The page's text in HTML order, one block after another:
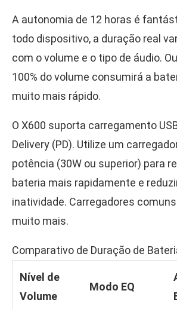
A autonomia de 12 horas é
todo dispositivo, a duração real
com o volume e o tipo de áudio.
100% do volume consumirá a
muito mais rápido.
O X600 suporta carregamento
Delivery (PD). Utilize um
potência (30W ou superior) para
bateria mais rapidamente e
inatividade. Carregadores
muito mais.
Comparativo de Duração de
Nível de
Volume
Modo EQ